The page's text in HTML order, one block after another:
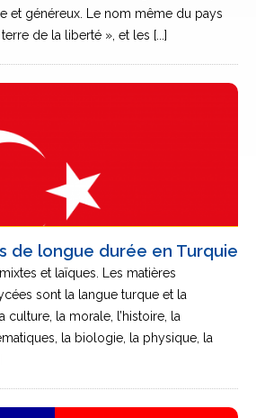
et généreux. Le nom même du pays
de la liberté », et les [...]
de longue durée en Turquie
et laïques. Les matières
sont la langue turque et la
culture, la morale, l’histoire, la
la biologie, la physique, la